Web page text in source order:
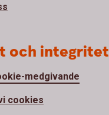
och integritet
medgivande
cookies